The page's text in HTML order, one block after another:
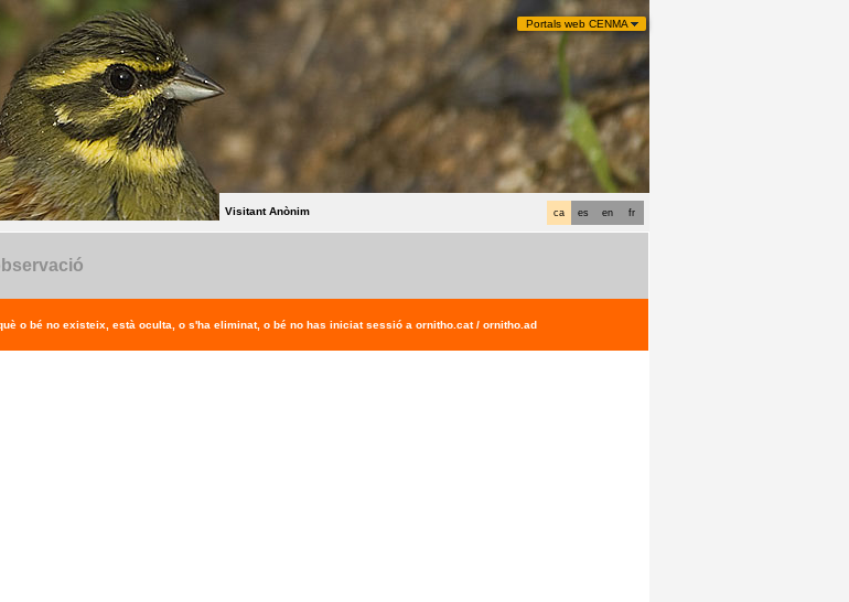
Portals web CENMA
fr
en
es
ca
Visitant Anònim
o bé no existeix, està oculta, o s'ha eliminat, o bé no has iniciat sessió a ornitho.cat / ornitho.ad